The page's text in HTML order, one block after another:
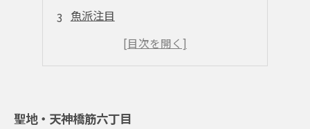
魚派注目
女子会におすすめ
大阪名物も食べたい
聖地・天神橋筋六丁目